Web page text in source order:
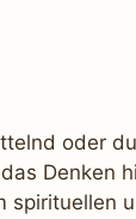
oder
Denken
spirituellen